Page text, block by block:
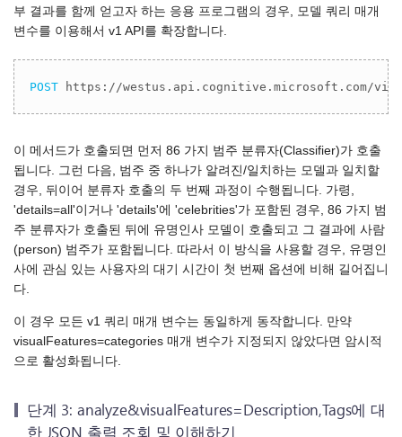
부 결과를 함께 얻고자 하는 응용 프로그램의 경우, 모델 쿼리 매개
변수를 이용해서 v1 API를 확장합니다.
POST https://westus.api.cognitive.microsoft.com/
이 메서드가 호출되면 먼저 86 가지 범주 분류자(Classifier)가 호출
됩니다. 그런 다음, 범주 중 하나가 알려진/일치하는 모델과 일치할
경우, 뒤이어 분류자 호출의 두 번째 과정이 수행됩니다. 가령,
'details=all'이거나 'details'에 'celebrities'가 포함된 경우, 86 가지 범
주 분류자가 호출된 뒤에 유명인사 모델이 호출되고 그 결과에 사람
(person) 범주가 포함됩니다. 따라서 이 방식을 사용할 경우, 유명인
사에 관심 있는 사용자의 대기 시간이 첫 번째 옵션에 비해 길어집니
다.
이 경우 모든 v1 쿼리 매개 변수는 동일하게 동작합니다. 만약
visualFeatures=categories 매개 변수가 지정되지 않았다면 암시적
으로 활성화됩니다.
단계 3: analyze&visualFeatures=Description,Tags에 대
한 JSON 출력 조회 및 이해하기